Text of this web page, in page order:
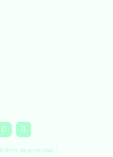
Política de privacidad